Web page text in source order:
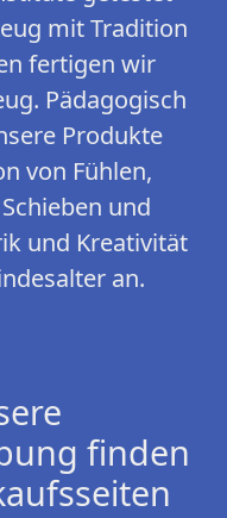
mit Tradition
fertigen wir
Pädagogisch
Produkte
von Fühlen,
und
und Kreativität
an.
finden